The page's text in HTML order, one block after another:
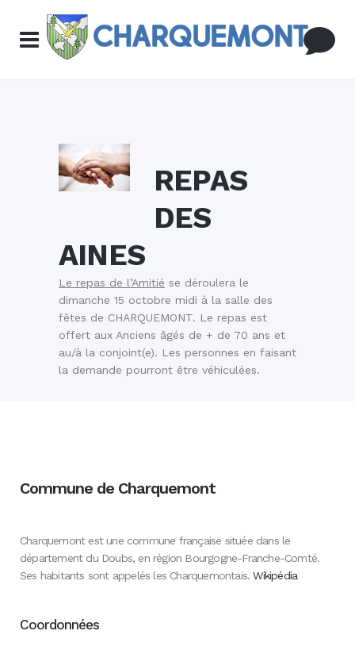
REPAS
DES
AINES
Le repas de l’Amitié se déroulera le
dimanche 15 octobre midi à la salle des
fêtes de CHARQUEMONT. Le repas est
offert aux Anciens âgés de + de 70 ans et
au/à la conjoint(e). Les personnes en faisant
la demande pourront être véhiculées.
Commune de Charquemont
Charquemont est une commune française située dans le
département du Doubs, en région Bourgogne-Franche-Comté.
Ses habitants sont appelés les Charquemontais.Wikipédia
Coordonnées